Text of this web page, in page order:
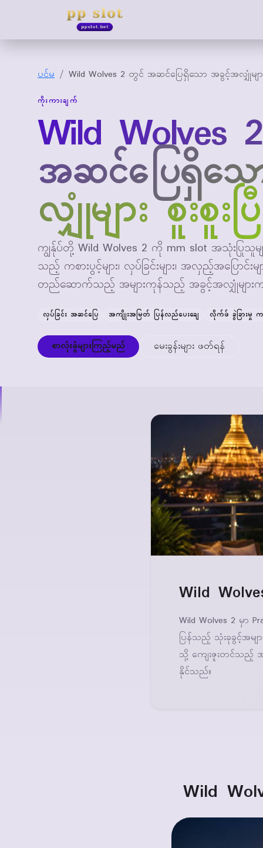
pp slot
ပင်မ Wild Wolves 2 တွင် အဆင်ပြေရှိသော အခွင့်အလျှုံမျာ
ကိုးကားချက်
Wild Wolves
အဆင်ပြေရှိသ
လျှုံများ စူးစူး
ကျွန်ုပ်တို့ Wild Wolves 2 ကို mm slot အသုံးပြုသူ
သည့် ကစားပွင့်များ၊ လှပ်ခြင်းများ၊ အလှည့်အပြော
တည်ဆောက်သည့် အများကုန်သည့် အခွင့်အလျှုံများက လ
လှပ်ခြင်း အဆင်ပြေ အကျိုးအမြတ် ပြန်လည်ပေးချေ လိုက်ဖ် ခွဲခြားမှု က
စာလုံးခွံများကြည့်မည် မေးခွန်းများ ဖတ်ရန်
Wild
Wild Wolves 2 မှာ
ပြန်သည့် သုံးခုခွင့်အမျာ
သို့ ကျေးဇူးတင်သည့် အက
နိုင်သည်။
Wild